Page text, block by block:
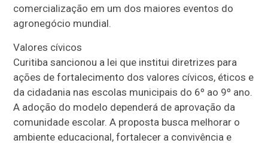
comercialização em um dos maiores eventos do
agronegócio mundial.
Valores cívicos
Curitiba sancionou a lei que institui diretrizes para
ações de fortalecimento dos valores cívicos, éticos e
da cidadania nas escolas municipais do 6º ao 9º ano.
A adoção do modelo dependerá de aprovação da
comunidade escolar. A proposta busca melhorar o
ambiente educacional, fortalecer a convivência e